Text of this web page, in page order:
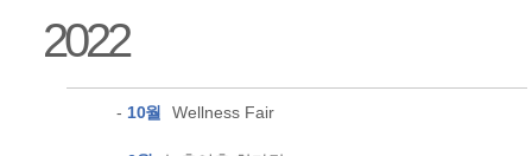
2022
- 10월 Wellness Fair